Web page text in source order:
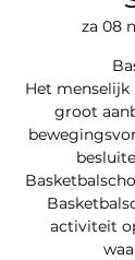
za 08
Het menselijk
groot
activiteit